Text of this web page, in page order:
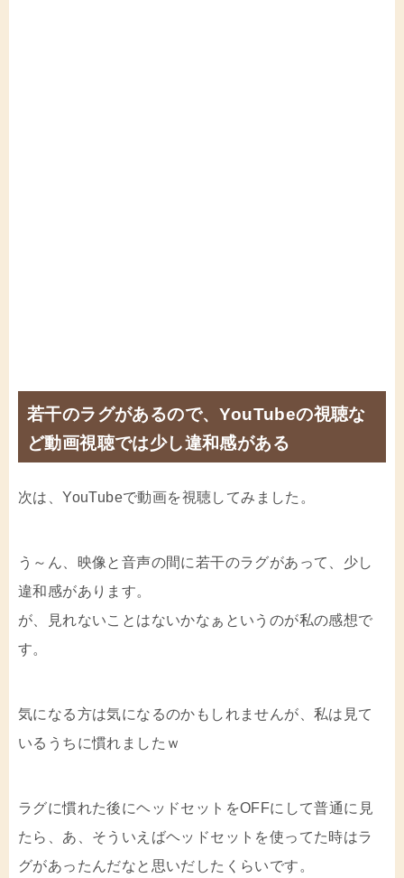
若干のラグがあるので、YouTubeの視聴な
ど動画視聴では少し違和感がある
次は、YouTubeで動画を視聴してみました。
う～ん、映像と音声の間に若干のラグがあって、少し
違和感があります。
が、見れないことはないかなぁというのが私の感想で
す。
気になる方は気になるのかもしれませんが、私は見て
いるうちに慣れましたｗ
ラグに慣れた後にヘッドセットをOFFにして普通に見
たら、あ、そういえばヘッドセットを使ってた時はラ
グがあったんだなと思いだしたくらいです。